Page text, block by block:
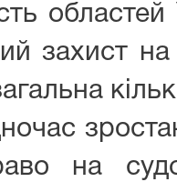
захист на
на